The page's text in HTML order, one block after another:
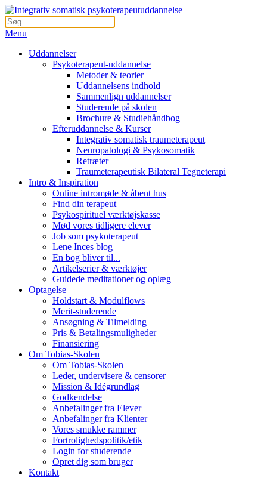
Menu
Uddannelser
Psykoterapeut-uddannelse
Metoder & teorier
Uddannelsens indhold
Sammenlign uddannelser
Studerende på skolen
Brochure & Studiehåndbog
Efteruddannelse & Kurser
Integrativ somatisk traumeterapeut
Neuropatologi & Psykosomatik
Retræter
Traumeterapeutisk Bilateral Tegneterapi
Intro & Inspiration
Online intromøde & åbent hus
Find din terapeut
Psykospirituel værktøjskasse
Mød vores tidligere elever
Job som psykoterapeut
Lene Inces blog
En bog bliver til...
Artikelserier & værktøjer
Guidede meditationer og oplæg
Optagelse
Holdstart & Modulflows
Merit-studerende
Ansøgning & Tilmelding
Pris & Betalingsmuligheder
Finansiering
Om Tobias-Skolen
Om Tobias-Skolen
Leder, undervisere & censorer
Mission & Idégrundlag
Godkendelse
Anbefalinger fra Elever
Anbefalinger fra Klienter
Vores smukke rammer
Fortrolighedspolitik/etik
Login for studerende
Opret dig som bruger
Kontakt